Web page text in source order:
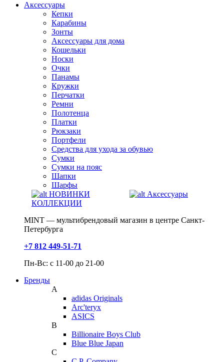
Аксессуары
Кепки
Карабины
Зонты
Аксессуары для дома
Кошельки
Носки
Очки
Панамы
Кружки
Перчатки
Ремни
Полотенца
Платки
Рюкзаки
Портфели
Средства для ухода за обувью
Сумки
Сумки на пояс
Шапки
Шарфы
НОВИНКИ
КОЛЛЕКЦИИ
Аксессуары
MINT — мультибрендовый магазин в центре Санкт-
Петербурга
+7 812 449-51-71
Пн-Вс: с 11-00 до 21-00
Бренды
A
adidas Originals
Arc'teryx
ASICS
B
Billionaire Boys Club
Blue Blue Japan
C